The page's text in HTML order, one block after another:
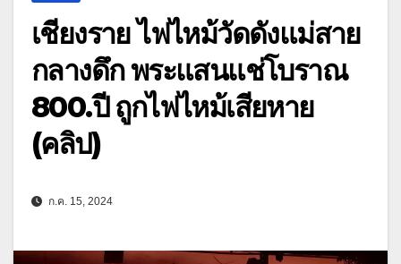
เชียงราย ไฟไหม้วัดดังแม่สาย
กลางดึก พระแสนแช่โบราณ
800.ปี ถูกไฟไหม้เสียหาย
(คลิป)
ก.ค. 15, 2024